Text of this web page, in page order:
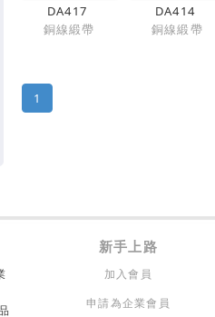
DA417
銅線緞帶
DA414
銅線緞帶
1
新手上路
加入會員
申請為企業會員